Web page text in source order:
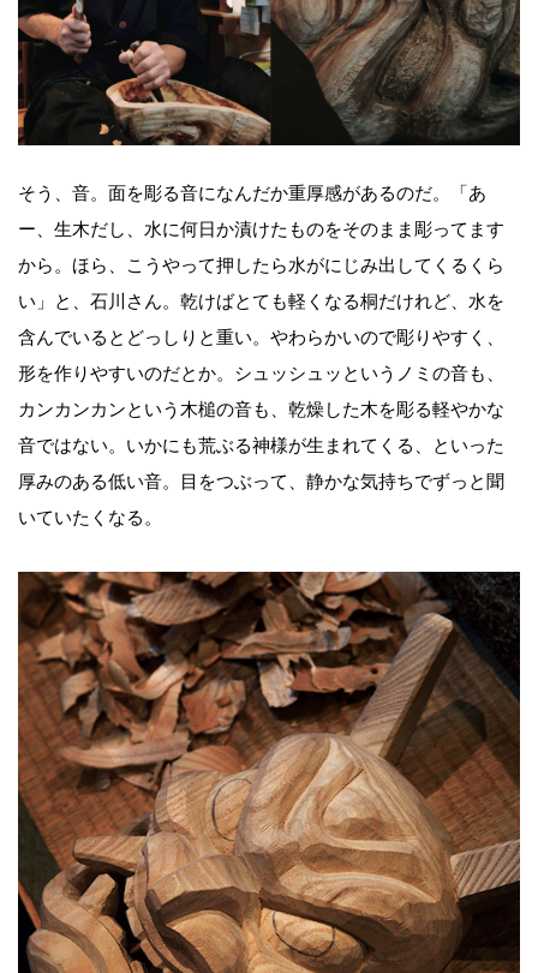
そう、音。面を彫る音になんだか重厚感があるのだ。「あ
ー、生木だし、水に何日か漬けたものをそのまま彫ってます
から。ほら、こうやって押したら水がにじみ出してくるくら
い」と、石川さん。乾けばとても軽くなる桐だけれど、水を
含んでいるとどっしりと重い。やわらかいので彫りやすく、
形を作りやすいのだとか。シュッシュッというノミの音も、
カンカンカンという木槌の音も、乾燥した木を彫る軽やかな
音ではない。いかにも荒ぶる神様が生まれてくる、といった
厚みのある低い音。目をつぶって、静かな気持ちでずっと聞
いていたくなる。